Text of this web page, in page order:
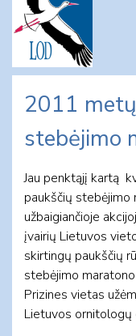
content
2011
stebėjimo
Jau penktąjį kartą
paukščių
užbaigiančioje
įvairių Lietuvos
skirtingų paukščių
stebėjimo
Prizines vietas
Lietuvos ornitologų